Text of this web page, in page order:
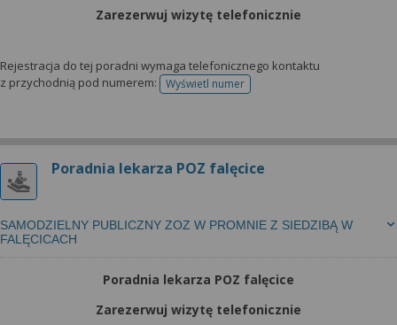
Zarezerwuj wizytę telefonicznie
Rejestracja do tej poradni wymaga telefonicznego kontaktu
z przychodnią pod numerem:
Wyświetl numertelefonu do rejestracji
Poradnia lekarza POZ falęcice
SAMODZIELNY PUBLICZNY ZOZ W PROMNIE Z SIEDZIBĄ W
FALĘCICACH
Poradnia lekarza POZ falęcice
Zarezerwuj wizytę telefonicznie